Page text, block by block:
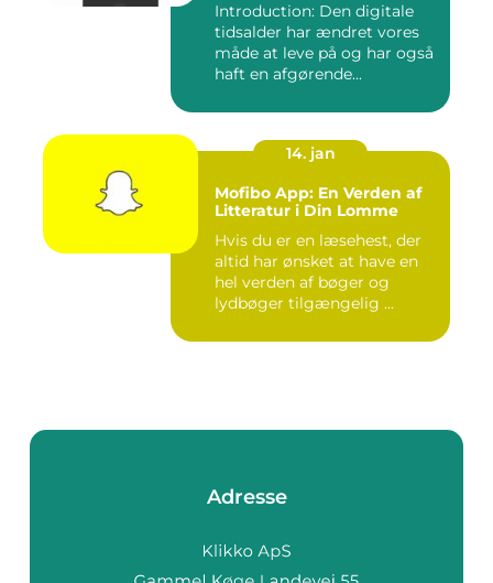
Introduction: Den digitale
tidsalder har ændret vores
måde at leve på og har også
haft en afgørende...
14. jan
Mofibo App: En Verden af
Litteratur i Din Lomme
Hvis du er en læsehest, der
altid har ønsket at have en
hel verden af bøger og
lydbøger tilgængelig ...
Adresse